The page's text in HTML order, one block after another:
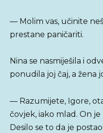
— Molim vas, učinite
prestane paničariti.
Nina se nasmiješila i
ponudila joj čaj, a žena
— Razumijete, Igore,
čovjek, iako mlad. On
Desilo se to da je